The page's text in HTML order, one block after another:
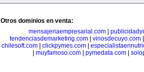
Otros dominios en venta:
mensajeriaempresarial.com|
tendenciasdemarketing.com| vinosdecuyo.com
chilesoft.com
clickpymes.com
muyfamoso.com pymedata.com